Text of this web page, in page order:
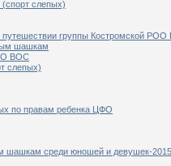
слепых)
путешествии группы Костромской
шашкам
ВОС
слепых)
по правам ребенка ЦФО
шашкам среди юношей и девушек-